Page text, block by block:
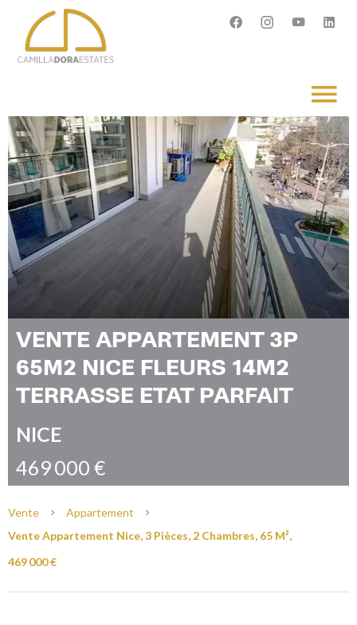
VENTE APPARTEMENT 3P
65M2 NICE FLEURS 14M2
TERRASSE ETAT PARFAIT
NICE
469 000 €
Vente
Appartement
Vente Appartement Nice, 3 Pièces, 2 Chambres, 65 M²,
469 000 €